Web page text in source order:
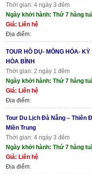
Thời gian: 4 ngày 3 đêm
Ngày khởi hành: Thứ 7 hàng
Giá: Liên hệ
Địa điểm:
TOUR HỒ DỤ- MÔNG HÓA- KỲ
HÒA BÌNH
Thời gian: 2 ngày 1 đêm
Ngày khởi hành: Thứ 7 hàng
Giá: Liên hệ
Địa điểm:
Tour Du Lịch Đà Nẵng – Thiên
Miền Trung
Thời gian: 4 ngày 3 đêm
Ngày khởi hành: Thứ 7 hàng
Giá: Liên hệ
Địa điểm: